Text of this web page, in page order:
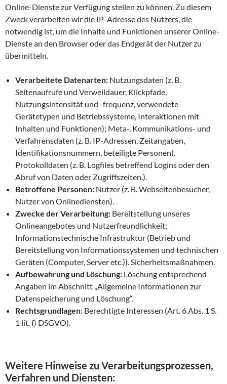
Online-Dienste zur Verfügung stellen zu können. Zu diesem
Zweck verarbeiten wir die IP-Adresse des Nutzers, die
notwendig ist, um die Inhalte und Funktionen unserer Online-
Dienste an den Browser oder das Endgerät der Nutzer zu
übermitteln.
Verarbeitete Datenarten: Nutzungsdaten (z. B.
Seitenaufrufe und Verweildauer, Klickpfade,
Nutzungsintensität und -frequenz, verwendete
Gerätetypen und Betriebssysteme, Interaktionen mit
Inhalten und Funktionen); Meta-, Kommunikations- und
Verfahrensdaten (z. B. IP-Adressen, Zeitangaben,
Identifikationsnummern, beteiligte Personen).
Protokolldaten (z. B. Logfiles betreffend Logins oder den
Abruf von Daten oder Zugriffszeiten.).
Betroffene Personen: Nutzer (z. B. Webseitenbesucher,
Nutzer von Onlinediensten).
Zwecke der Verarbeitung: Bereitstellung unseres
Onlineangebotes und Nutzerfreundlichkeit;
Informationstechnische Infrastruktur (Betrieb und
Bereitstellung von Informationssystemen und technischen
Geräten (Computer, Server etc.)). Sicherheitsmaßnahmen.
Aufbewahrung und Löschung: Löschung entsprechend
Angaben im Abschnitt „Allgemeine Informationen zur
Datenspeicherung und Löschung“.
Rechtsgrundlagen: Berechtigte Interessen (Art. 6 Abs. 1 S.
1 lit. f) DSGVO).
Weitere Hinweise zu Verarbeitungsprozessen,
Verfahren und Diensten: